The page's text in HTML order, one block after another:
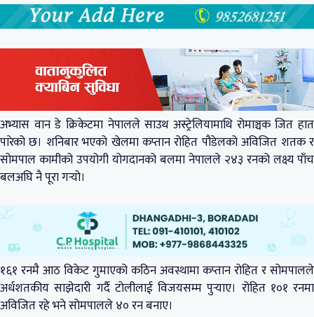
अभ्यास वान डे क्रिकेटमा नेपालले साउथ अस्ट्रेलियामाथि रोमाञ्चक जित हात
पारेको छ। शनिबार भएको खेलमा कप्तान रोहित पौडेलको अविजित शतक र
सोमपाल कामीको उपयोगी योगदानको बलमा नेपालले २४३ रनको लक्ष्य पाँच
बलअघि नै पूरा गर्‍यो।
१६१ रनमै आठ विकेट गुमाएको कठिन अवस्थामा कप्तान रोहित र सोमपालले
अर्धशतकीय साझेदारी गर्दै टोलीलाई विजयसम्म पुर्‍याए। रोहित १०१ रनमा
अविजित रहे भने सोमपालले ४० रन बनाए।